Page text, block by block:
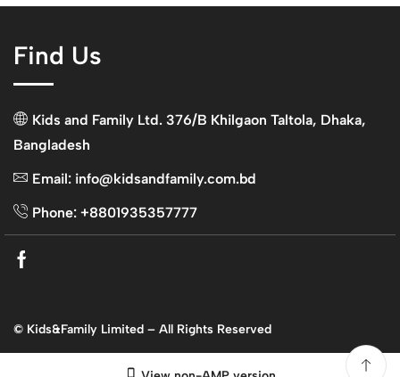
Find Us
Kids and Family Ltd. 376/B Khilgaon Taltola, Dhaka,
Bangladesh
Email: info@kidsandfamily.com.bd
Phone: +8801935357777
© Kids&Family Limited – All Rights Reserved